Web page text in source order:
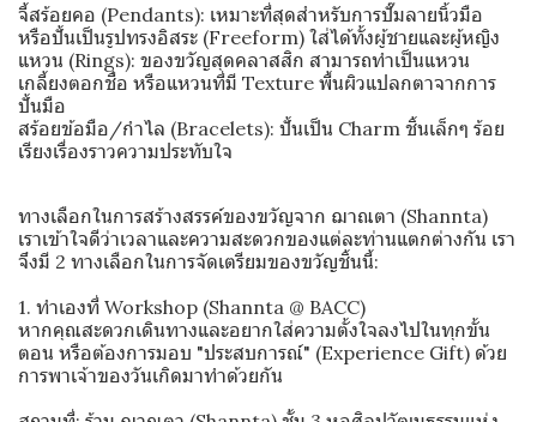
จี้สร้อยคอ (Pendants): เหมาะที่สุดสำหรับการปั๊มลายนิ้วมือ
หรือปั้นเป็นรูปทรงอิสระ (Freeform) ใส่ได้ทั้งผู้ชายและผู้หญิง
แหวน (Rings): ของขวัญสุดคลาสสิก สามารถทำเป็นแหวน
เกลี้ยงตอกชื่อ หรือแหวนที่มี Texture พื้นผิวแปลกตาจากการ
ปั้นมือ
สร้อยข้อมือ/กำไล (Bracelets): ปั้นเป็น Charm ชิ้นเล็กๆ ร้อย
เรียงเรื่องราวความประทับใจ
ทางเลือกในการสร้างสรรค์ของขวัญจาก ฌาณตา (Shannta)
เราเข้าใจดีว่าเวลาและความสะดวกของแต่ละท่านแตกต่างกัน เรา
จึงมี 2 ทางเลือกในการจัดเตรียมของขวัญชิ้นนี้:
1. ทำเองที่ Workshop (Shannta @ BACC)
หากคุณสะดวกเดินทางและอยากใส่ความตั้งใจลงไปในทุกขั้น
ตอน หรือต้องการมอบ "ประสบการณ์" (Experience Gift) ด้วย
การพาเจ้าของวันเกิดมาทำด้วยกัน